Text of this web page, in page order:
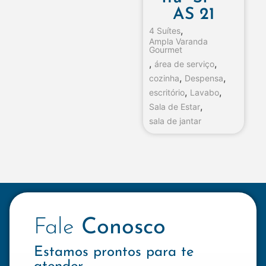
AS 21
4 Suítes,
Ampla Varanda
Gourmet
, área de serviço,
cozinha, Despensa,
escritório, Lavabo,
Sala de Estar,
sala de jantar
Fale Conosco
Estamos prontos para te